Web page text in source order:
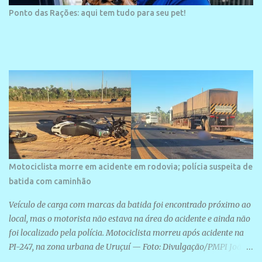
Ponto das Rações: aqui tem tudo para seu pet!
Motociclista morre em acidente em rodovia; polícia suspeita de
batida com caminhão
Veículo de carga com marcas da batida foi encontrado próximo ao
local, mas o motorista não estava na área do acidente e ainda não
foi localizado pela polícia. Motociclista morreu após acidente na
PI-247, na zona urbana de Uruçuí — Foto: Divulgação/PMPI João